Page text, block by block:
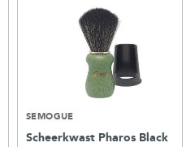
SEMOGUE
Scheerkwast Pharos Black